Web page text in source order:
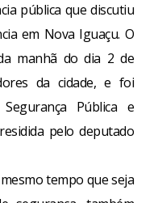
pública que discutiu
em Nova Iguaçu. O
manhã do dia 2 de
da cidade, e foi
Pública e
pelo deputado
tempo que seja